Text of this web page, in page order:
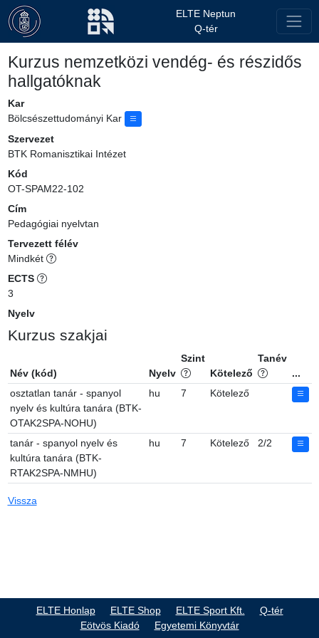
ELTE Neptun
Q-tér
Kurzus nemzetközi vendég- és részidős
hallgatóknak
Kar
Bölcsészettudományi Kar
Szervezet
BTK Romanisztikai Intézet
Kód
OT-SPAM22-102
Cím
Pedagógiai nyelvtan
Tervezett félév
Mindkét
ECTS
3
Nyelv
Kurzus szakjai
Név (kód) Nyelv
Szint
Kötelező
Tanév
...
osztatlan tanár - spanyol
nyelv és kultúra tanára (BTK-
OTAK2SPA-NOHU)
hu 7 Kötelező
tanár - spanyol nyelv és
kultúra tanára (BTK-
RTAK2SPA-NMHU)
hu 7 Kötelező 2/2
Vissza
ELTE Honlap ELTE Shop ELTE Sport Kft.
Q-tér
Eötvös Kiadó
Egyetemi Könyvtár